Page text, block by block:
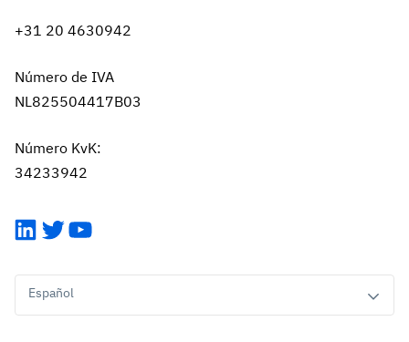
+31 20 4630942
Número de IVA
NL825504417B03
Número KvK:
34233942
LinkedIn
TwitterYouTube
Español